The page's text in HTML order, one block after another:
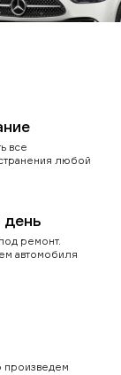
все
любой
день
ремонт.
автомобиля
произведем